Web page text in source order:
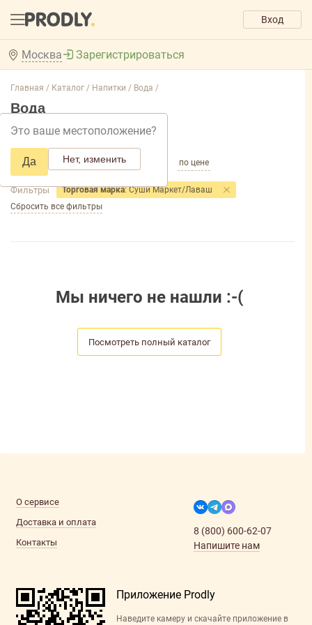
Вход
Москва
Это ваше местоположение?
Да Нет, изменить
Зарегистрироваться
Главная / Каталог / Напитки / Вода /
Вода
Добавить фильтр товаров
по популярности по названию по цене
Фильтры Торговая марка: Суши Маркет/Лаваш
Сбросить все фильтры
Мы ничего не нашли :-(
Посмотреть полный каталог
О сервисе
Доставка и оплата
Контакты
8 (800) 600-62-07
Напишите нам
Приложение Prodly
Наведите камеру и скачайте приложение в